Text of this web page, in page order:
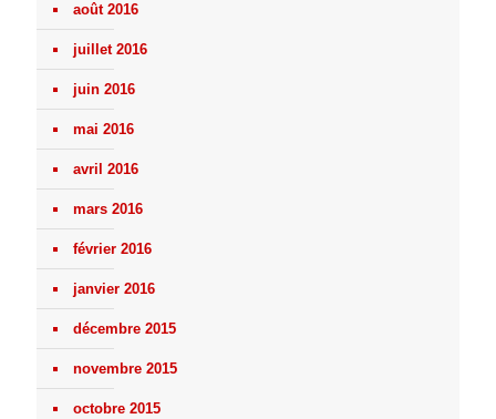
août 2016
juillet 2016
juin 2016
mai 2016
avril 2016
mars 2016
février 2016
janvier 2016
décembre 2015
novembre 2015
octobre 2015